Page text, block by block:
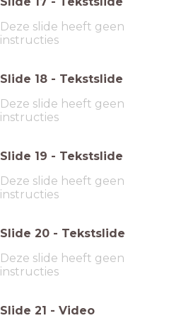
Deze slide heeft geen
instructies
Slide 18 - Tekstslide
Deze slide heeft geen
instructies
Slide 19 - Tekstslide
Deze slide heeft geen
instructies
Slide 20 - Tekstslide
Deze slide heeft geen
instructies
Slide 21 - Video